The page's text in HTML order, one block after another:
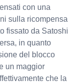
con una
sulla ricompensa
fissato da Satoshi
in quanto
del blocco
un maggior
che la